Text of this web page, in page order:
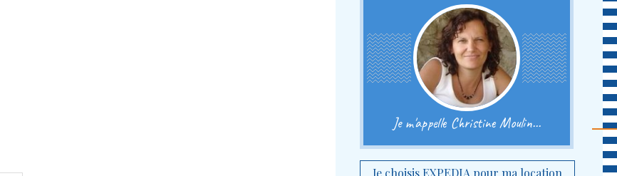
Je m'appelle Christine Moulin...
Je choisis EXPEDIA pour ma location